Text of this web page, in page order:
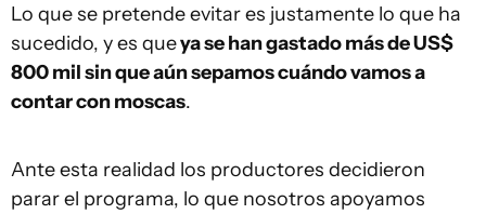
Lo que se pretende evitar es justamente lo que ha
sucedido, y es queya se han gastado más de US$
800 mil sin que aún sepamos cuándo vamos a
contar con moscas.
Ante esta realidad los productores decidieron
parar el programa, lo que nosotros apoyamos